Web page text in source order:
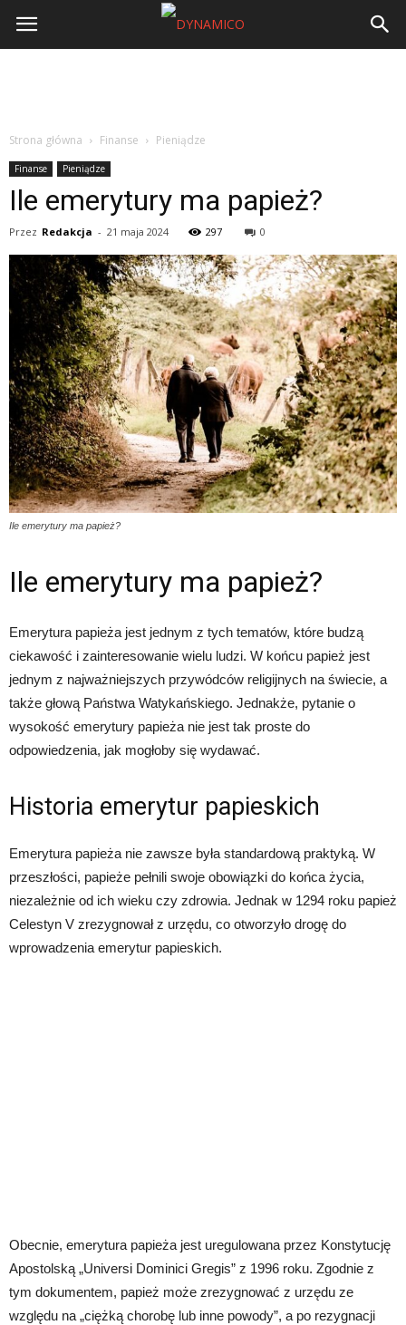
Strona główna Finanse Pieniądze
Finanse Pieniądze
Ile emerytury ma papież?
Przez Redakcja - 21 maja 2024 297 0
Ile emerytury ma papież?
Ile emerytury ma papież?
Emerytura papieża jest jednym z tych tematów, które budzą
ciekawość i zainteresowanie wielu ludzi. W końcu papież jest
jednym z najważniejszych przywódców religijnych na świecie, a
także głową Państwa Watykańskiego. Jednakże, pytanie o
wysokość emerytury papieża nie jest tak proste do
odpowiedzenia, jak mogłoby się wydawać.
Historia emerytur papieskich
Emerytura papieża nie zawsze była standardową praktyką. W
przeszłości, papieże pełnili swoje obowiązki do końca życia,
niezależnie od ich wieku czy zdrowia. Jednak w 1294 roku papież
Celestyn V zrezygnował z urzędu, co otworzyło drogę do
wprowadzenia emerytur papieskich.
Obecnie, emerytura papieża jest uregulowana przez Konstytucję
Apostolską „Universi Dominici Gregis” z 1996 roku. Zgodnie z
tym dokumentem, papież może zrezygnować z urzędu ze
względu na „ciężką chorobę lub inne powody”, a po rezygnacji